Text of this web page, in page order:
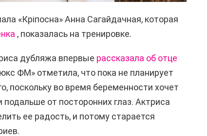
«Кріпосна» Анна Сагайдачная, которая
, показалась на тренировке.
дубляжа впервые рассказала об отце
ФМ» отметила, что пока не планирует
поскольку во время беременности хочет
подальше от посторонних глаз. Актриса
ее радость, и потому старается